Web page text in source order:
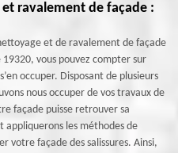
ravalement de façade :
et de ravalement de façade
19320, vous pouvez compter sur
occuper. Disposant de plusieurs
nous occuper de vos travaux de
façade puisse retrouver sa
les méthodes de
votre façade des salissures. Ainsi,